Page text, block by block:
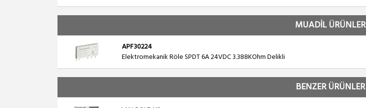
MUADİL ÜRÜNLER
APF30224
Elektromekanik Röle SPDT 6A 24VDC 3.388KOhm Delikli
BENZER ÜRÜNLER